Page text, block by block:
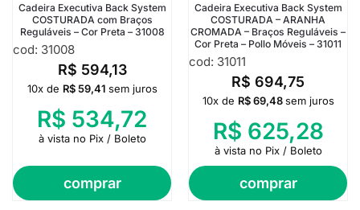
Cadeira Executiva Back System
COSTURADA com Braços
Reguláveis – Cor Preta – 31008
cod: 31008
R$ 594,13
comprar
10x de R$59,41 sem juros
R$ 534,72
à vista no Pix / Boleto
Cadeira Executiva Back System
COSTURADA – ARANHA
CROMADA – Braços Reguláveis –
Cor Preta – Pollo Móveis – 31011
cod: 31011
R$ 694,75
comprar
10x de R$69,48 sem juros
R$ 625,28
à vista no Pix / Boleto